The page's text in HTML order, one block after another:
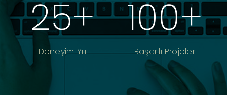
25+
Deneyim Yılı
100+
Başarılı Projeler